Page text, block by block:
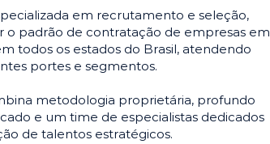
em recrutamento e seleção,
o padrão de contratação de empresas em
todos os estados do Brasil, atendendo
portes e segmentos.
metodologia proprietária, profundo
e um time de especialistas dedicados
de talentos estratégicos.